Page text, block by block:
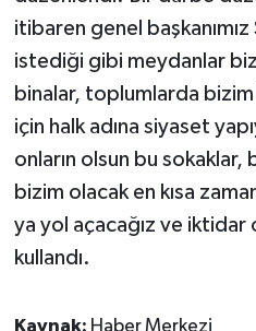
itibaren genel başkanımız
istediği gibi meydanlar
binalar, toplumlarda
için halk adına siyaset
onların olsun bu
bizim olacak en kısa
ya yol açacağız ve iktidar
kullandı.
Kaynak: Haber Merkezi